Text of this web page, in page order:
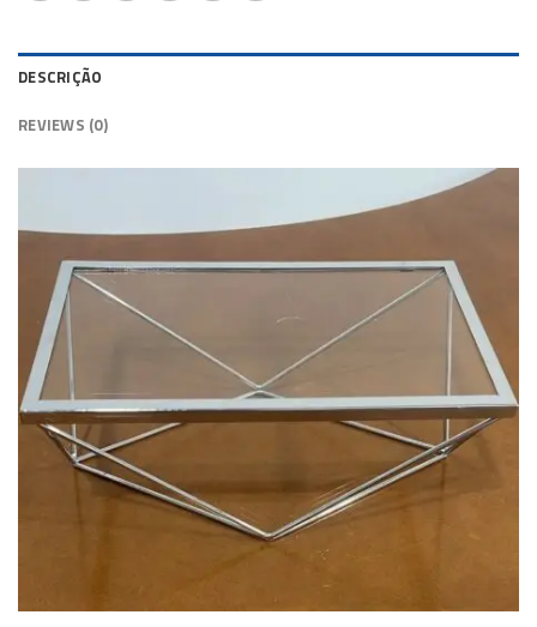
DESCRIÇÃO
REVIEWS (0)